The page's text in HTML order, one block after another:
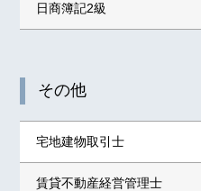
日商簿記2級
その他
宅地建物取引士
賃貸不動産経営管理士